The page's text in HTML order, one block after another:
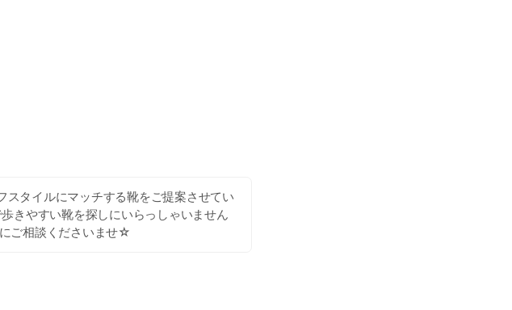
スタイルにマッチする靴をご提案させてい
きやすい靴を探しにいらっしゃいません
ご相談くださいませ☆